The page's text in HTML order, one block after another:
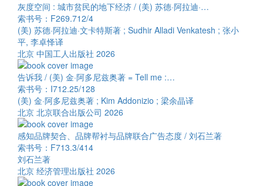
灰度空间 : 城市贫民的地下经济 / (美) 苏德·阿拉迪·…
索书号：F269.712/4
(美) 苏德·阿拉迪·文卡特斯著 ; Sudhir Alladi Venkatesh ; 张小
平, 李卓怿译
北京 中国工人出版社 2026
告诉我 / (美) 金·阿多尼兹奥著 = Tell me :…
索书号：I712.25/128
(美) 金·阿多尼兹奥著 ; Kim Addonizio ; 梁余晶译
北京 北京联合出版公司 2026
感知品牌契合、品牌帮衬与品牌联合广告态度 / 刘石兰著
索书号：F713.3/414
刘石兰著
北京 经济管理出版社 2026